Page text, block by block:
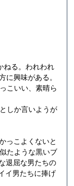
ねる。われわれ
に興味がある。
こいい、素晴ら
しか言いようが
っこよくないと
たような黒いブ
退屈な男たちの
イ男たちに捧げ